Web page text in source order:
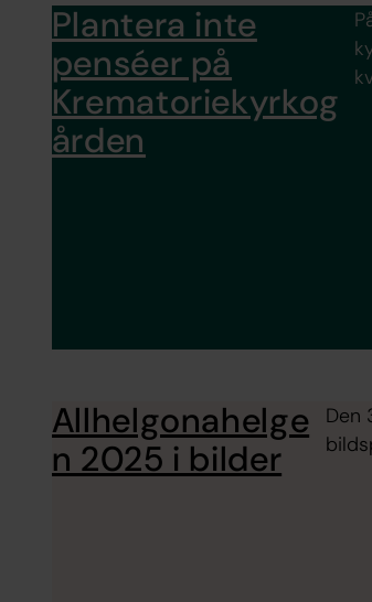
Plantera inte
penséer på
Krematoriekyrkog
ården
Allhelgonahelge
n 2025 i bilder
Den